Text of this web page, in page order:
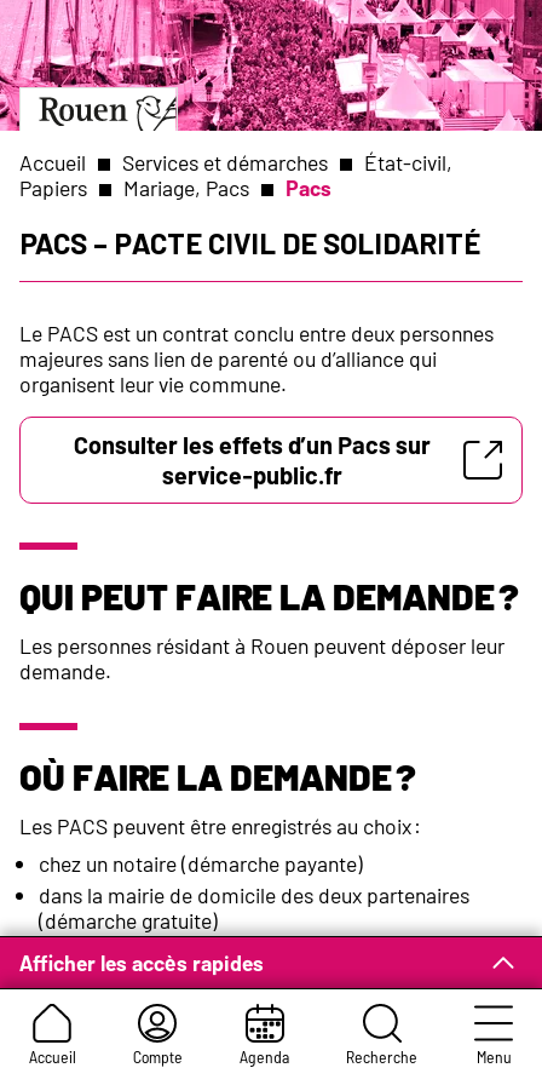
Aller
au
contenu
principal
Aller
à
page
d’accueil
Slide
of
1
Accueil Compte Agenda Recherche Menu
Fil
d'Ariane
Accueil Services et démarches
État-civil,
Papiers
Mariage, Pacs Pacs
PACS – Pacte Civil de Solidarité
Afficher les accès rapides
Le PACS est un contrat conclu entre deux personnes
majeures sans lien de parenté ou d’alliance qui
organisent leur vie commune.
Consulter les effets d’un Pacs sur
service-public.fr
Qui peut faire la demande ?
Les personnes résidant à Rouen peuvent déposer leur
demande.
Où faire la demande ?
Les PACS peuvent être enregistrés au choix :
chez un notaire (démarche payante)
dans la mairie de domicile des deux partenaires
(démarche gratuite)
Comment faire la
demande ?